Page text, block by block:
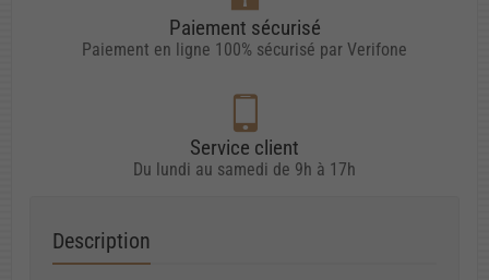
Paiement sécurisé
Paiement en ligne 100% sécurisé par Verifone
Service client
Du lundi au samedi de 9h à 17h
Description